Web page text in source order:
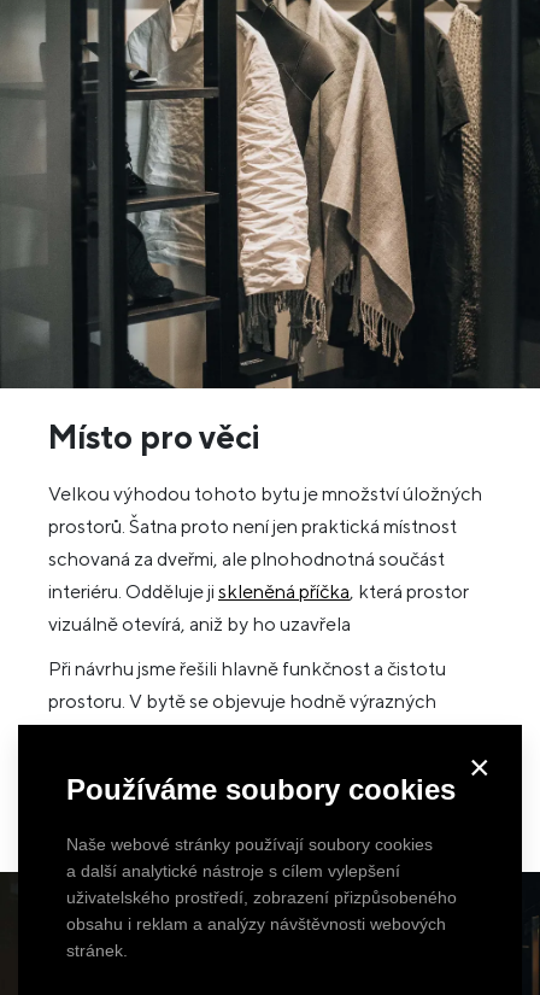
×
Používáme soubory cookies
Naše webové stránky používají soubory cookies
a další analytické nástroje s cílem vylepšení
uživatelského prostředí, zobrazení přizpůsobeného
obsahu i reklam a analýzy návštěvnosti webových
stránek.
Místo pro věci
Velkou výhodou tohoto bytu je množství úložných
prostorů. Šatna proto není jen praktická místnost
schovaná za dveřmi, ale plnohodnotná součást
interiéru. Odděluje ji skleněná příčka, která prostor
vizuálně otevírá, aniž by ho uzavřela
Při návrhu jsme řešili hlavně funkčnost a čistotu
prostoru. V bytě se objevuje hodně výrazných
klidnější část celého konceptu. I tady se ale propisuje
jednotná barevnost, mosazné akcenty a tmavší tóny,